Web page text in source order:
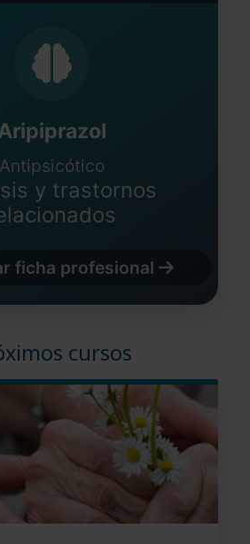
Antipsicótico
y trastornos
ficha profesional
cursos